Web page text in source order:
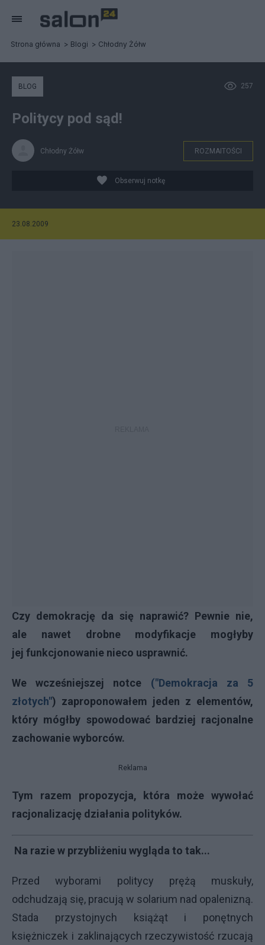
Strona główna Blogi Chłodny Żółw
257
BLOG
Politycy pod sąd!
Chłodny Żółw ROZMAITOŚCI
Obserwuj notkę
23.08.2009
Czy demokrację da się naprawić? Pewnie nie,
ale nawet drobne modyfikacje mogłyby
jej funkcjonowanie nieco usprawnić.
We wcześniejszej notce ("Demokracja za 5
złotych") zaproponowałem jeden z elementów,
który mógłby spowodować bardziej racjonalne
zachowanie wyborców.
Reklama
Tym razem propozycja, która może wywołać
racjonalizację działania polityków.
Na razie w przybliżeniu wygląda to tak...
Przed wyborami politycy prężą muskuły,
odchudzają się, pracują w solarium nad opalenizną.
Stada przystojnych książąt i ponętnych
księżniczek i zaklinających rzeczywistość rzucają